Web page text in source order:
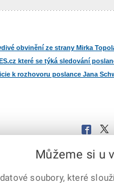
obvinění ze strany Mirka
které se týká sledování
k rozhovoru poslance Jana
X
Facebook
vyhrazena.Můžeme si u
soubory, které